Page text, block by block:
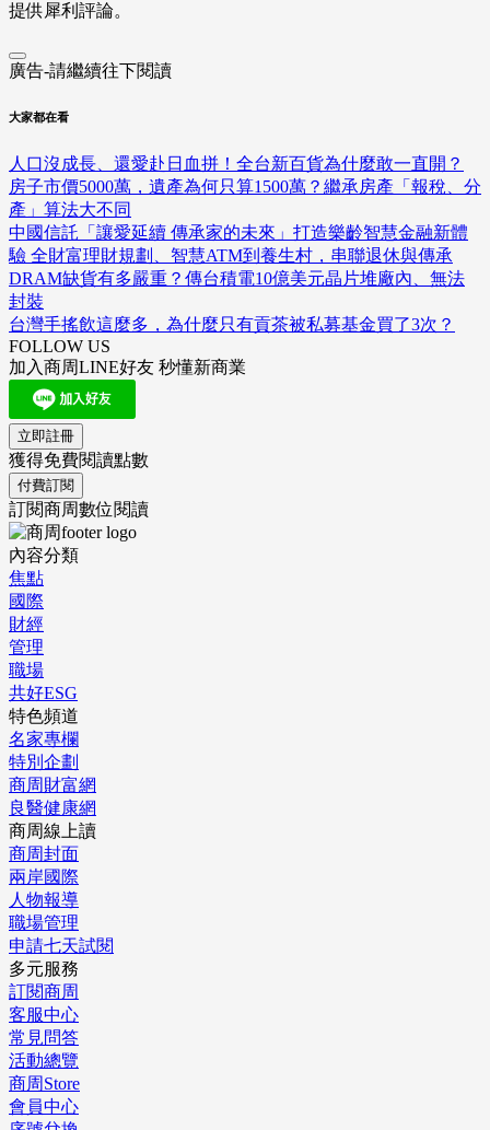
提供犀利評論。
廣告-請繼續往下閱讀
大家都在看
人口沒成長、還愛赴日血拼！全台新百貨為什麼敢一直開？
房子市價5000萬，遺產為何只算1500萬？繼承房產「報稅、分
產」算法大不同
中國信託「讓愛延續 傳承家的未來」打造樂齡智慧金融新體
驗 全財富理財規劃、智慧ATM到養生村，串聯退休與傳承
DRAM缺貨有多嚴重？傳台積電10億美元晶片堆廠內、無法
封裝
台灣手搖飲這麼多，為什麼只有貢茶被私募基金買了3次？
FOLLOW US
加入商周LINE好友 秒懂新商業
立即註冊
獲得免費閱讀點數
付費訂閱
訂閱商周數位閱讀
內容分類
焦點
國際
財經
管理
職場
共好ESG
特色頻道
名家專欄
特別企劃
商周財富網
良醫健康網
商周線上讀
商周封面
兩岸國際
人物報導
職場管理
申請七天試閱
多元服務
訂閱商周
客服中心
常見問答
活動總覽
商周Store
會員中心